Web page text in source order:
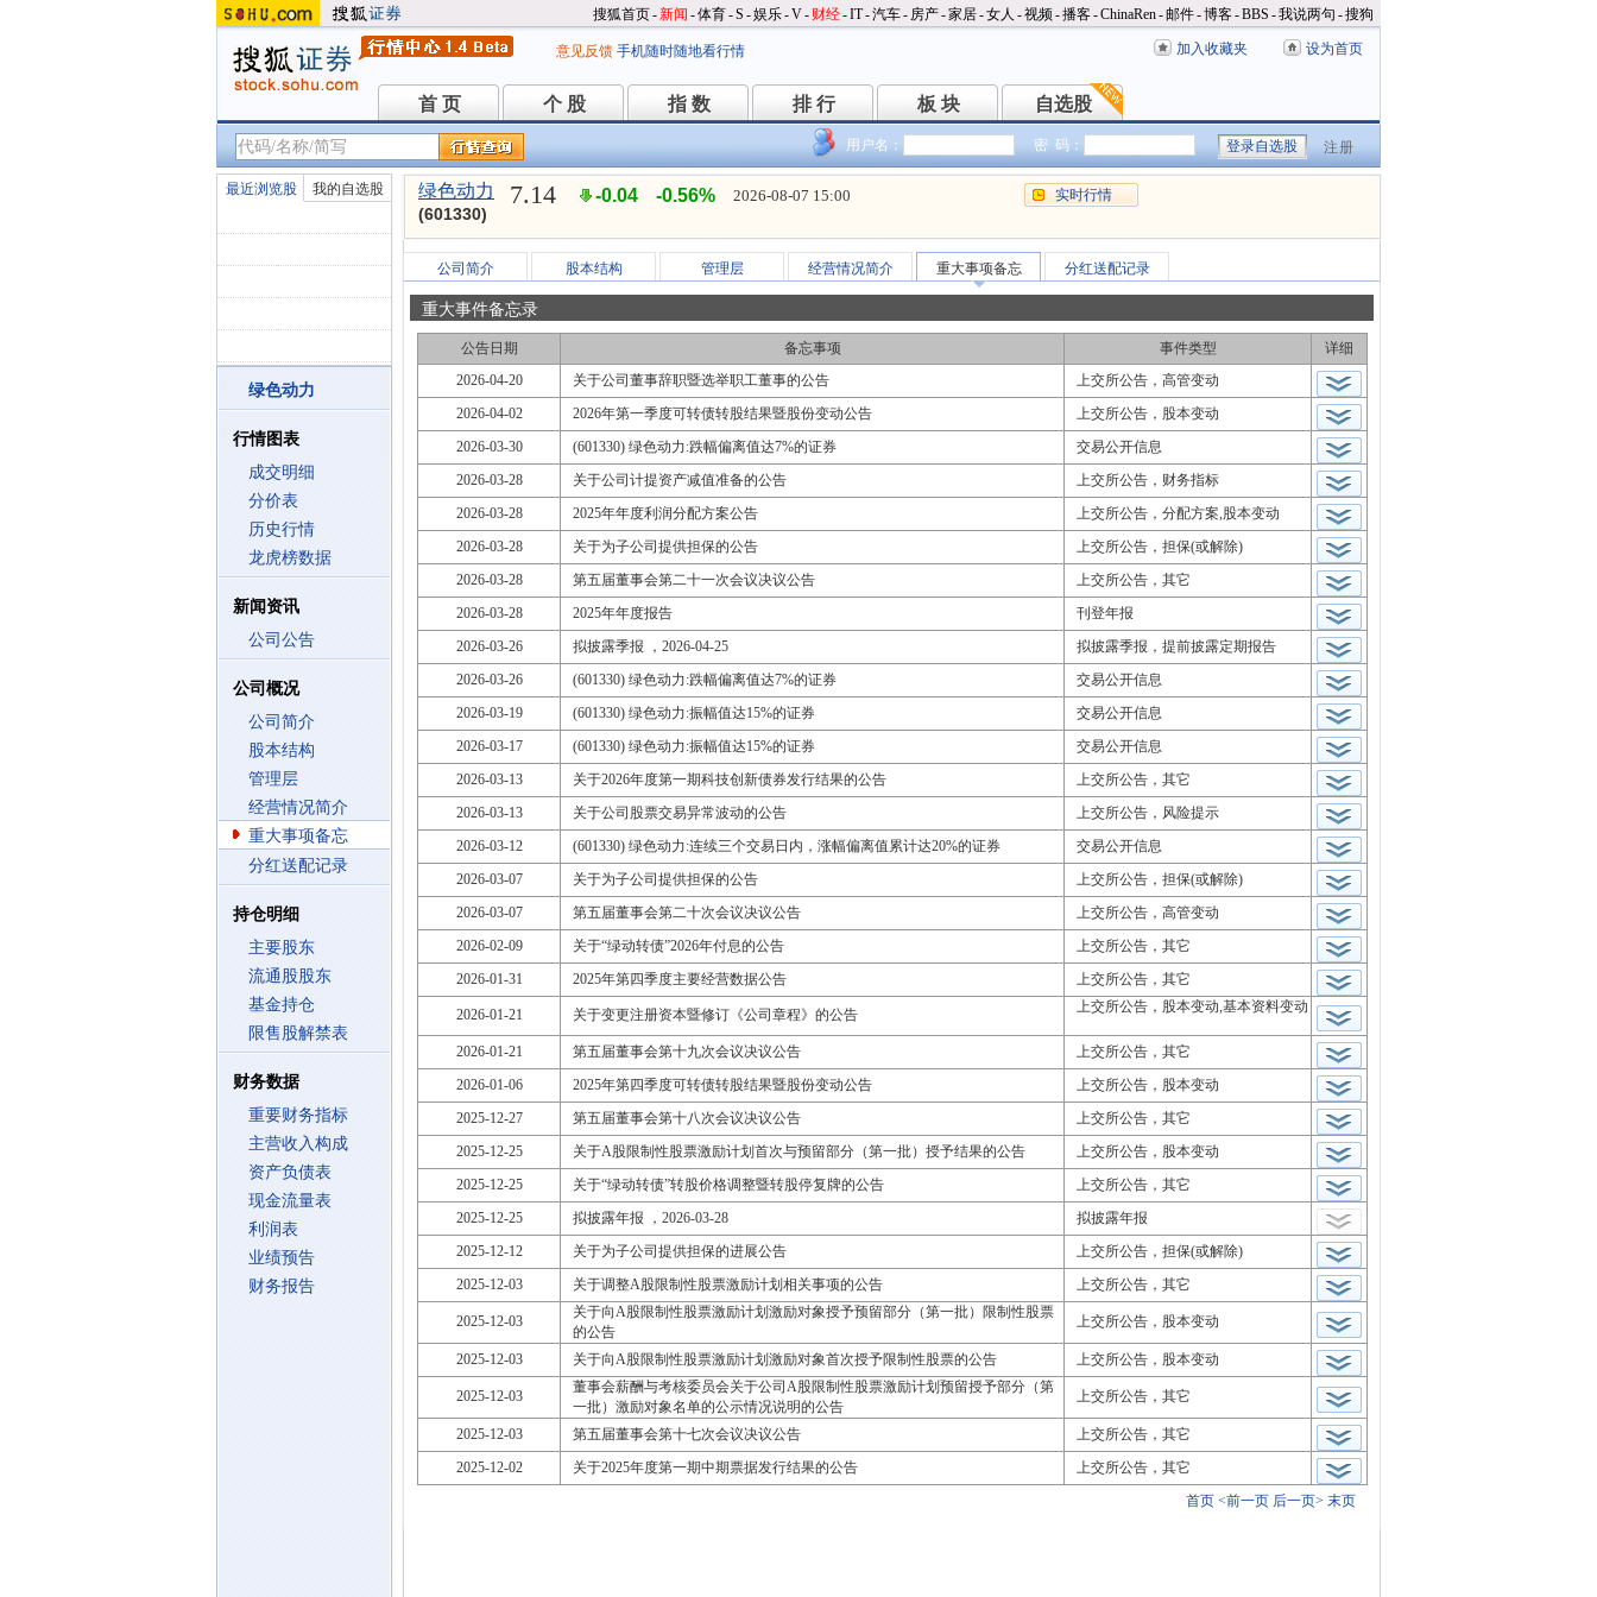
搜狐首页-新闻 -体育-S -娱乐-V- 财经-IT-汽车- 房产-家居-女人 -视频-播客-ChinaRen-邮件-博客-BBS -我说两句 -搜狗
意见反馈 手机随时随地看行情 加入收藏夹 设为首页
首 页
首 页 个 股
个 股 指 数
指 数 排 行
排 行 板 块
板 块 自选股
自选股
用户名： 密 码： 注册
最近浏览股 我的自选股
绿色动力
行情图表
成交明细
分价表
历史行情
龙虎榜数据
新闻资讯
公司公告
公司概况
公司简介
股本结构
管理层
经营情况简介
重大事项备忘
分红送配记录
持仓明细
主要股东
流通股股东
基金持仓
限售股解禁表
财务数据
重要财务指标
主营收入构成
资产负债表
现金流量表
利润表
业绩预告
财务报告
绿色动力
(601330)
7.14 -0.04 -0.56% 2026-08-07 15:00 实时行情
公司简介 股本结构 管理层 经营情况简介 重大事项备忘 分红送配记录
重大事件备忘录
公告日期 备忘事项 事件类型
详细
2026-04-20
关于公司董事辞职暨选举职工董事的公告
上交所公告，高管变动
2026-04-02
2026年第一季度可转债转股结果暨股份变动公告
上交所公告，股本变动
2026-03-30
(601330) 绿色动力:跌幅偏离值达7%的证券
交易公开信息
2026-03-28
关于公司计提资产减值准备的公告
上交所公告，财务指标
2026-03-28
2025年年度利润分配方案公告
上交所公告，分配方案,股本变动
2026-03-28
关于为子公司提供担保的公告
上交所公告，担保(或解除)
2026-03-28
第五届董事会第二十一次会议决议公告
上交所公告，其它
2026-03-28
2025年年度报告
刊登年报
2026-03-26
拟披露季报 ，2026-04-25
拟披露季报，提前披露定期报告
2026-03-26
(601330) 绿色动力:跌幅偏离值达7%的证券
交易公开信息
2026-03-19
(601330) 绿色动力:振幅值达15%的证券
交易公开信息
2026-03-17
(601330) 绿色动力:振幅值达15%的证券
交易公开信息
2026-03-13
关于2026年度第一期科技创新债券发行结果的公告
上交所公告，其它
2026-03-13
关于公司股票交易异常波动的公告
上交所公告，风险提示
2026-03-12
(601330) 绿色动力:连续三个交易日内，涨幅偏离值累计达20%的证券
交易公开信息
2026-03-07
关于为子公司提供担保的公告
上交所公告，担保(或解除)
2026-03-07
第五届董事会第二十次会议决议公告
上交所公告，高管变动
2026-02-09
关于“绿动转债”2026年付息的公告
上交所公告，其它
2026-01-31
2025年第四季度主要经营数据公告 上交所公告，其它
2026-01-21 关于变更注册资本暨修订《公司章程》的公告 上交所公告，股本变动,基本资料变动
2026-01-21 第五届董事会第十九次会议决议公告
上交所公告，其它
2026-01-06
2025年第四季度可转债转股结果暨股份变动公告
上交所公告，股本变动
2025-12-27
第五届董事会第十八次会议决议公告
上交所公告，其它
2025-12-25
关于A股限制性股票激励计划首次与预留部分（第一批）授予结果的公告
上交所公告，股本变动
2025-12-25
关于“绿动转债”转股价格调整暨转股停复牌的公告
上交所公告，其它
2025-12-25
拟披露年报 ，2026-03-28
拟披露年报
2025-12-12
关于为子公司提供担保的进展公告
上交所公告，担保(或解除)
2025-12-03
关于调整A股限制性股票激励计划相关事项的公告 上交所公告，其它
2025-12-03
关于向A股限制性股票激励计划激励对象授予预留部分（第一批）限制性股票
的公告
上交所公告，股本变动
2025-12-03 关于向A股限制性股票激励计划激励对象首次授予限制性股票的公告 上交所公告，股本变动
2025-12-03
董事会薪酬与考核委员会关于公司A股限制性股票激励计划预留授予部分（第
一批）激励对象名单的公示情况说明的公告
上交所公告，其它
2025-12-03 第五届董事会第十七次会议决议公告
上交所公告，其它
2025-12-02
关于2025年度第一期中期票据发行结果的公告
上交所公告，其它
首页 <前一页 后一页> 末页